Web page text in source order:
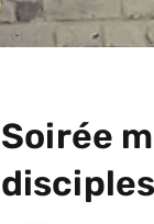
Soirée